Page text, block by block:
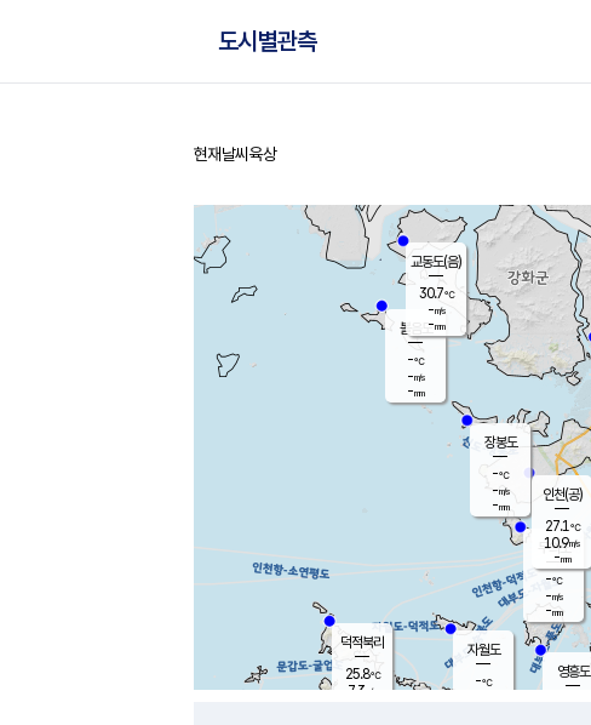
도시별관측
홈
현재날씨 육상
무의도
-℃
-m/s
-mm
영흥도
볼음도
-℃
-m/s
-mm
자월도
-℃
장봉도
-℃
-m/s
-mm
덕적북리
25.8℃
7.3 m/s
인천(공)
27.1℃
10.9m/s
-mm
교동도(음)
30.7℃
-m/s
-mm